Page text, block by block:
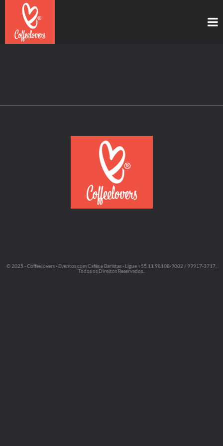
© 2025 - Coffeelovers - Eventos com Cafés e Baristas - Ligue +55 11 98108-9002 / 99917-3717.
Todos os Direitos Reservados..